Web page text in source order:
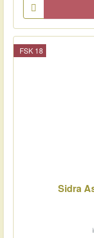
FSK 18
Sidra